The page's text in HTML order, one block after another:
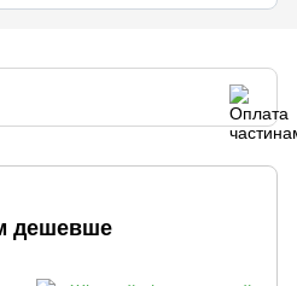
дешевше